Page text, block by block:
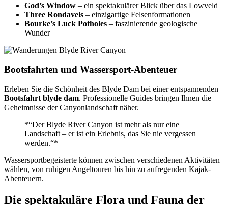
God’s Window – ein spektakulärer Blick über das Lowveld
Three Rondavels – einzigartige Felsenformationen
Bourke’s Luck Potholes – faszinierende geologische
Wunder
Bootsfahrten und Wassersport-Abenteuer
Erleben Sie die Schönheit des Blyde Dam bei einer entspannenden
Bootsfahrt blyde dam. Professionelle Guides bringen Ihnen die
Geheimnisse der Canyonlandschaft näher.
*“Der Blyde River Canyon ist mehr als nur eine
Landschaft – er ist ein Erlebnis, das Sie nie vergessen
werden.“*
Wassersportbegeisterte können zwischen verschiedenen Aktivitäten
wählen, von ruhigen Angeltouren bis hin zu aufregenden Kajak-
Abenteuern.
Die spektakuläre Flora und Fauna der